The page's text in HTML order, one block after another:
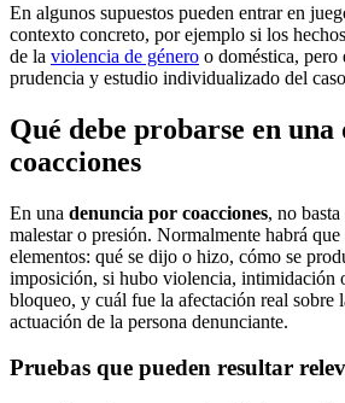
En algunos supuestos pueden entrar en
contexto concreto, por ejemplo si los
de la violencia de género o doméstica, pero
prudencia y estudio individualizado del
Qué debe probarse en
coacciones
En una denuncia por coacciones, no
malestar o presión. Normalmente habrá
elementos: qué se dijo o hizo, cómo se
imposición, si hubo violencia, intimidación
bloqueo, y cuál fue la afectación real sobre
actuación de la persona denunciante.
Pruebas que pueden resultar